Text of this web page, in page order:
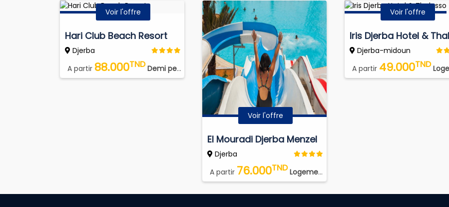
Voir l'offre
Hari Club Beach Resort
Djerba
A partir 88.000TND Demi pension (DP)
Voir l'offre
El Mouradi Djerba Menzel
Djerba
A partir 76.000TND Logement Petit Déjeuner
Voir l'offre
Djerba-midoun
A partir 49.000TND